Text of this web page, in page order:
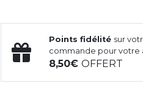
Points fidélité sur
commande pour votre
8,50OFFERT